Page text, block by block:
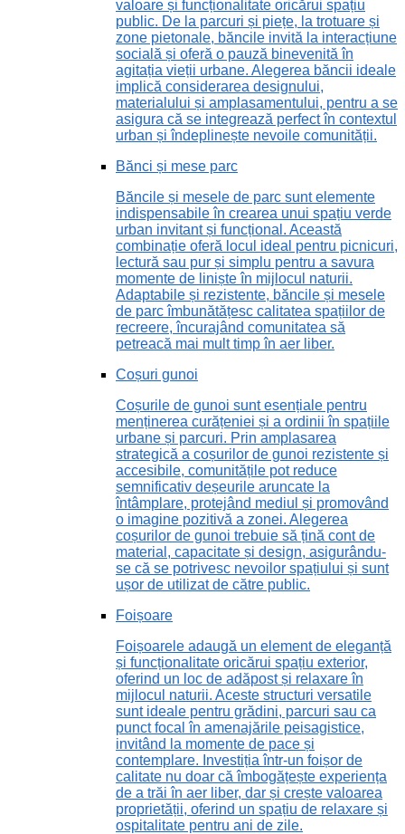
valoare și funcționalitate oricărui spațiu
public. De la parcuri și piețe, la trotuare și
zone pietonale, băncile invită la interacțiune
socială și oferă o pauză binevenită în
agitația vieții urbane. Alegerea băncii ideale
implică considerarea designului,
materialului și amplasamentului, pentru a se
asigura că se integrează perfect în contextul
urban și îndeplinește nevoile comunității.
Bănci și mese parc
Băncile și mesele de parc sunt elemente
indispensabile în crearea unui spațiu verde
urban invitant și funcțional. Această
combinație oferă locul ideal pentru picnicuri,
lectură sau pur și simplu pentru a savura
momente de liniște în mijlocul naturii.
Adaptabile și rezistente, băncile și mesele
de parc îmbunătățesc calitatea spațiilor de
recreere, încurajând comunitatea să
petreacă mai mult timp în aer liber.
Coșuri gunoi
Coșurile de gunoi sunt esențiale pentru
menținerea curățeniei și a ordinii în spațiile
urbane și parcuri. Prin amplasarea
strategică a coșurilor de gunoi rezistente și
accesibile, comunitățile pot reduce
semnificativ deșeurile aruncate la
întâmplare, protejând mediul și promovând
o imagine pozitivă a zonei. Alegerea
coșurilor de gunoi trebuie să țină cont de
material, capacitate și design, asigurându-
se că se potrivesc nevoilor spațiului și sunt
ușor de utilizat de către public.
Foișoare
Foișoarele adaugă un element de eleganță
și funcționalitate oricărui spațiu exterior,
oferind un loc de adăpost și relaxare în
mijlocul naturii. Aceste structuri versatile
sunt ideale pentru grădini, parcuri sau ca
punct focal în amenajările peisagistice,
invitând la momente de pace și
contemplare. Investiția într-un foișor de
calitate nu doar că îmbogățește experiența
de a trăi în aer liber, dar și crește valoarea
proprietății, oferind un spațiu de relaxare și
ospitalitate pentru ani de zile.